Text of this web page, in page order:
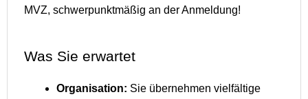
MVZ, schwerpunktmäßig an der Anmeldung!
Was Sie erwartet
Organisation: Sie übernehmen vielfältige